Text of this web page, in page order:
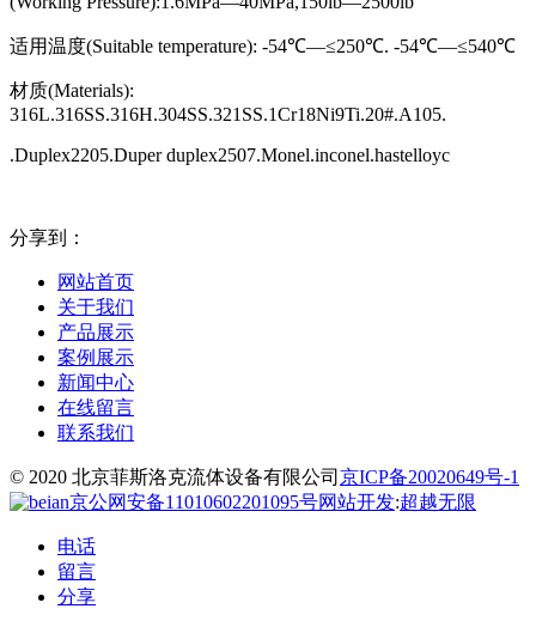
适用温度(Suitable temperature): -54℃—≤250℃. -54℃—≤540℃
材质(Materials):
316L.316SS.316H.304SS.321SS.1Cr18Ni9Ti.20#.A105.
.Duplex2205.Duper duplex2507.Monel.inconel.hastelloyc
分享到：
网站首页
关于我们
产品展示
案例展示
新闻中心
在线留言
联系我们
© 2020 北京菲斯洛克流体设备有限公司 京ICP备20020649号-1
京公网安备11010602201095号网站开发:超越无限
电话
留言
分享